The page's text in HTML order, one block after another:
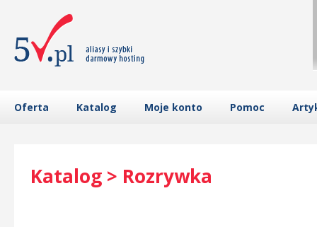
Oferta Katalog Moje konto Pomoc
Katalog > Rozrywka